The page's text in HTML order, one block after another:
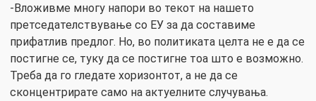
-Вложивме многу напори во текот на нашето
претседателствување со ЕУ за да составиме
прифатлив предлог. Но, во политиката целта не е да се
постигне се, туку да се постигне тоа што е возможно.
Треба да го гледате хоризонтот, а не да се
сконцентрирате само на актуелните случувања.